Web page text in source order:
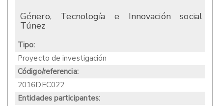
Género, Tecnología e Innovación social
Túnez
Tipo:
Proyecto de investigación
Código/referencia:
2016DEC022
Entidades participantes: